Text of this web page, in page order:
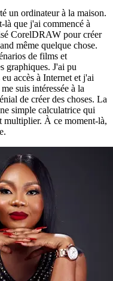
un ordinateur à la maison.
là que j'ai commencé à
CorelDRAW pour créer
même quelque chose.
de films et
graphiques. J'ai pu
accès à Internet et j'ai
suis intéressée à la
de créer des choses. La
simple calculatrice qui
multiplier. À ce moment-là,